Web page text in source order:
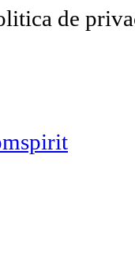
de